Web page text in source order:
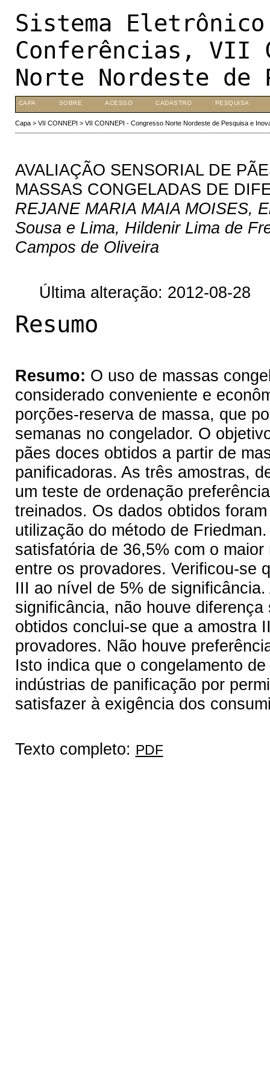
Sistema
Conferências, VII
Norte Nordeste de
CAPA SOBRE ACESSO CADASTRO PESQUISA
Capa> VII CONNEPI > VII CONNEPI - Congresso Norte Nordeste de Pesquisa e
AVALIAÇÃO SENSORIAL DE
MASSAS CONGELADAS DE
REJANE MARIA MAIA MOISES,
Sousa e Lima, Hildenir Lima de
Campos de Oliveira
Última alteração: 2012-08-28
Resumo
Resumo: O uso de massas
considerado conveniente e
porções-reserva de massa, que
semanas no congelador. O
pães doces obtidos a partir de
panificadoras. As três amostras,
um teste de ordenação
treinados. Os dados obtidos
utilização do método de
satisfatória de 36,5% com o
entre os provadores. Verificou-se
III ao nível de 5% de
significância, não houve
obtidos conclui-se que a amostra
provadores. Não houve
Isto indica que o congelamento
indústrias de panificação por
satisfazer à exigência dos
Texto completo: PDF